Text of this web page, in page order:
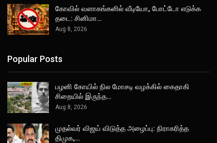
கோவில் வளாகங்களில் வீடியோ, போட்டோ எடுக்க
தடை: சினிமா…
Aug 8, 2026
Popular Posts
பழனி கோயில் நில மோசடி வழக்கில் கைதாகி
சிறையில் இருந்த…
Aug 8, 2026
முதல்வர் விஜய் விடுத்த அழைப்பு: நிராகரித்த
திமுக,…